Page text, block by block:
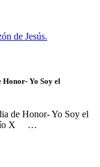
de Jesús.
Yo Soy el
de Honor- Yo Soy el
X …